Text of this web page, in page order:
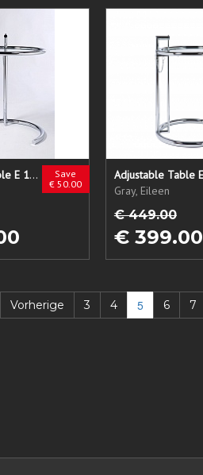
Save
€ 50.00
Adjustable Table E 1027
Gray, Eileen
€ 449.00
€ 399.00
Vorherige 3 4 5 6 7